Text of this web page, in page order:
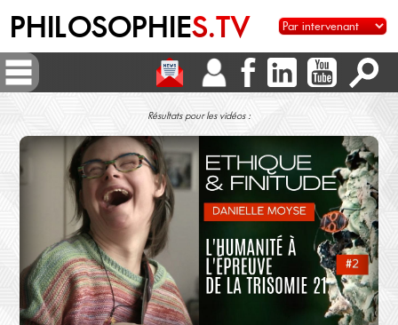
PHILOSOPHIES.TV
Résultats pour les vidéos :